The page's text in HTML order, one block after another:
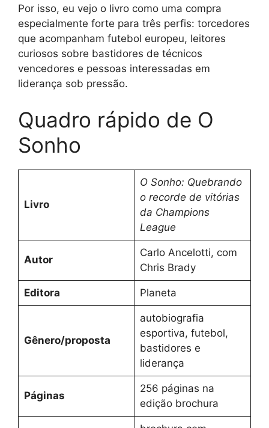
Por isso, eu vejo o livro como uma compra
especialmente forte para três perfis: torcedores
que acompanham futebol europeu, leitores
curiosos sobre bastidores de técnicos
vencedores e pessoas interessadas em
liderança sob pressão.
Quadro rápido de O
Sonho
Livro
O Sonho: Quebrando
o recorde de vitórias
da Champions
League
Autor
Carlo Ancelotti, com
Chris Brady
Editora Planeta
Gênero/proposta
autobiografia
esportiva, futebol,
bastidores e
liderança
Páginas
256 páginas na
edição brochura